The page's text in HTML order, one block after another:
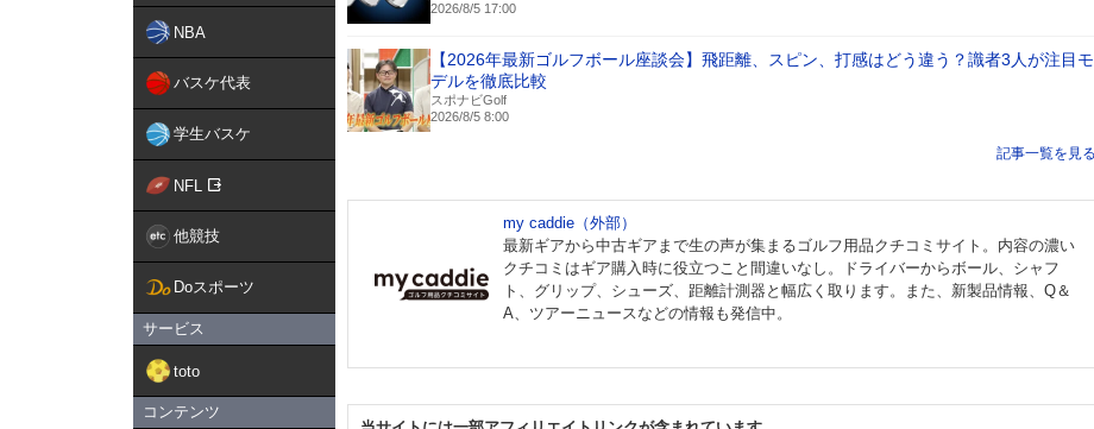
NBA
バスケ代表
学生バスケ
NFL
他競技
Doスポーツ
サービス
toto
コンテンツ
2026/8/5 17:00
【2026年最新ゴルフボール座談会】飛距離、スピン、打感はどう違う？識者3人が注目モ
デルを徹底比較
スポナビGolf
2026/8/5 8:00
記事一覧
my caddie（外部）
最新ギアから中古ギアまで生の声が集まるゴルフ用品クチコミサイト。内容の濃い
クチコミはギア購入時に役立つこと間違いなし。ドライバーからボール、シャフ
ト、グリップ、シューズ、距離計測器と幅広く取ります。また、新製品情報、Q＆
A、ツアーニュースなどの情報も発信中。